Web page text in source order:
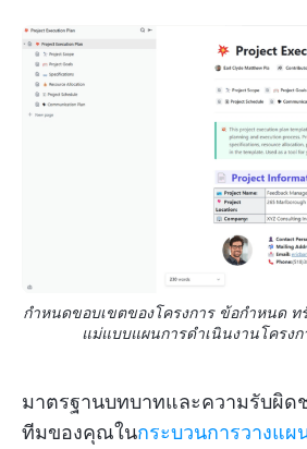
กำหนดขอบเขตของโครงการ ข้อกำหนด ท
แม่แบบแผนการดำเนินงานโครงก
มาตรฐานบทบาทและความรับผิด
ทีมของคุณในกระบวนการวางแผ